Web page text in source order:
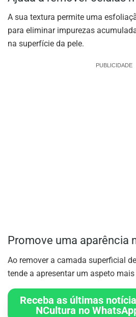
A sua textura permite uma
para eliminar impurezas
na superfície da pele.
PUBLICIDADE
Promove uma aparência
Ao remover a camada superficial
tende a apresentar um aspeto
Receba as últimas
NCultura no